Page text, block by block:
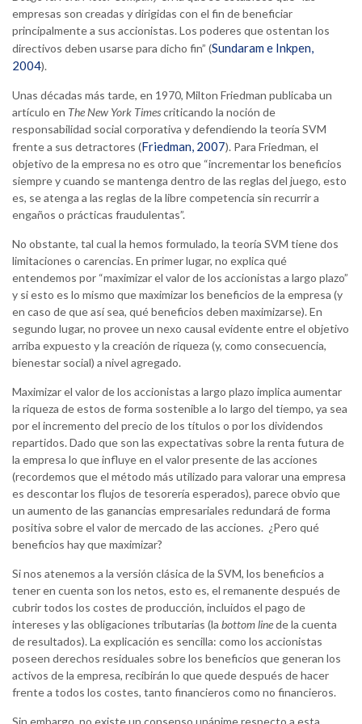
empresas son creadas y dirigidas con el fin de beneficiar
principalmente a sus accionistas. Los poderes que ostentan los
directivos deben usarse para dicho fin” (Sundaram e Inkpen,
2004).
Unas décadas más tarde, en 1970, Milton Friedman publicaba un
artículo en TheNew York Timescriticando la noción de
responsabilidad social corporativa y defendiendo la teoría SVM
frente a sus detractores (Friedman, 2007). Para Friedman, el
objetivo de la empresa no es otro que “incrementar los beneficios
siempre y cuando se mantenga dentro de las reglas del juego, esto
es, se atenga a las reglas de la libre competencia sin recurrir a
engaños o prácticas fraudulentas”.
No obstante, tal cual la hemos formulado, la teoría SVM tiene dos
limitaciones o carencias. En primer lugar, no explica qué
entendemos por “maximizar el valor de los accionistas a largo plazo”
y si esto es lo mismo que maximizar los beneficios de la empresa (y
en caso de que así sea, qué beneficios deben maximizarse). En
segundo lugar, no provee un nexo causal evidente entre el objetivo
arriba expuesto y la creación de riqueza (y, como consecuencia,
bienestar social) a nivel agregado.
Maximizar el valor de los accionistas a largo plazo implica aumentar
la riqueza de estos de forma sostenible a lo largo del tiempo, ya sea
por el incremento del precio de los títulos o por los dividendos
repartidos. Dado que son las expectativas sobre la renta futura de
la empresa lo que influye en el valor presente de las acciones
(recordemos que el método más utilizado para valorar una empresa
es descontar los flujos de tesorería esperados), parece obvio que
un aumento de las ganancias empresariales redundará de forma
positiva sobre el valor de mercado de las acciones. ¿Pero qué
beneficios hay que maximizar?
Si nos atenemos a la versión clásica de la SVM, los beneficios a
tener en cuenta son los netos, esto es, el remanente después de
cubrir todos los costes de producción, incluidos el pago de
intereses y las obligaciones tributarias (la bottom linede la cuenta
de resultados). La explicación es sencilla: como los accionistas
poseen derechos residuales sobre los beneficios que generan los
activos de la empresa, recibirán lo que quede después de hacer
frente a todos los costes, tanto financieros como no financieros.